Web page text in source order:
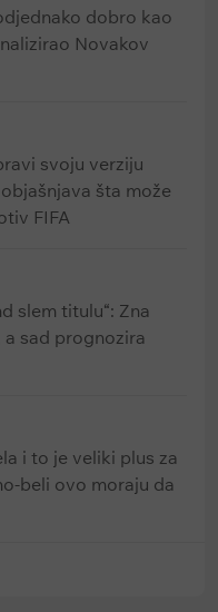
dobro kao
Novakov
svoju verziju
šta može
FIFA
slem titulu“: Zna
sad prognozira
i to je veliki plus za
beli ovo moraju da